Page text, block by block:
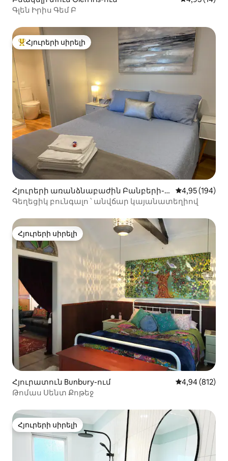
Գլեն Իրիս Գեմ Բ
Հյուրերի սիրելի լավագույն տները
Հյուրերի սիրելի
Հյուրերի առանձնաբաժին Բանբերի-ո
ւմ
Միջին
4,95 (194)
Գեղեցիկ բունգալո ՝ անվճար կայանատեղիով
Հյուրերի սիրելի
Հյուրերի սիրելի
Հյուրատուն Bunbury-ում Միջին
4,94 (812)
Թոմաս Սենտ Քոթեջ
Հյուրերի սիրելի
Հյուրերի սիրելի